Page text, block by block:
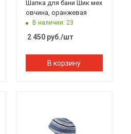
Шапка для бани Шик мех
овчина, оранжевая
В наличии: 23
2 450руб./шт
В корзину